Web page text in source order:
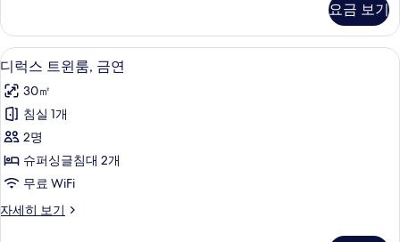
(Deluxe)
사
진
모
두
보
기
트
윈
룸,
금
연
(Deluxe)
자
세
히
보
기
요금 보기
디
럭
스
트
윈
룸,
연
3
디럭스 트윈룸, 금연
30㎡
침실 1개
2명
슈퍼싱글침대 2개
무료 WiFi
자세히 보기
디